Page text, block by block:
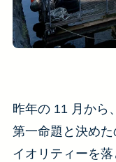
昨年の 11 月から
第一命題と決め
イオリティーを落